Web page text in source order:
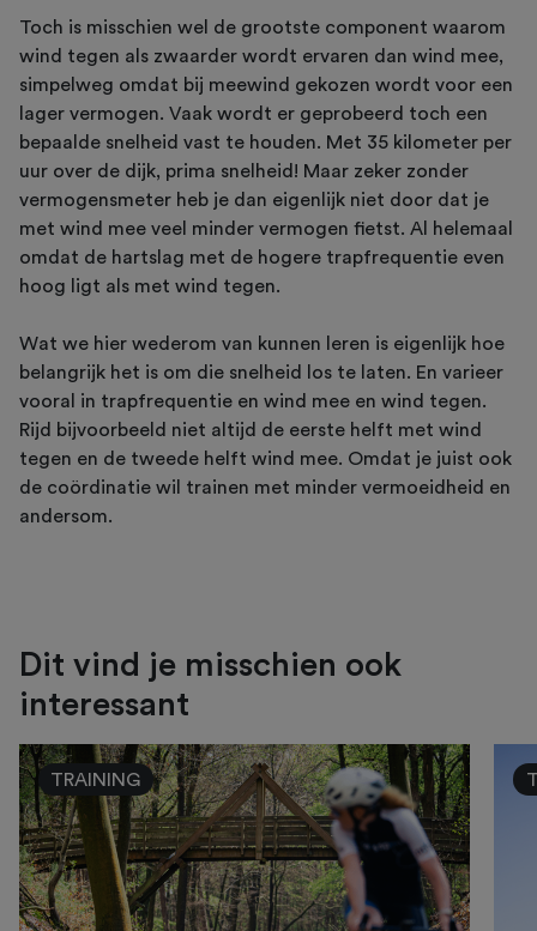
Toch is misschien wel de grootste component waarom
wind tegen als zwaarder wordt ervaren dan wind mee,
simpelweg omdat bij meewind gekozen wordt voor een
lager vermogen. Vaak wordt er geprobeerd toch een
bepaalde snelheid vast te houden. Met 35 kilometer per
uur over de dijk, prima snelheid! Maar zeker zonder
vermogensmeter heb je dan eigenlijk niet door dat je
met wind mee veel minder vermogen fietst. Al helemaal
omdat de hartslag met de hogere trapfrequentie even
hoog ligt als met wind tegen.
Wat we hier wederom van kunnen leren is eigenlijk hoe
belangrijk het is om die snelheid los te laten. En varieer
vooral in trapfrequentie en wind mee en wind tegen.
Rijd bijvoorbeeld niet altijd de eerste helft met wind
tegen en de tweede helft wind mee. Omdat je juist ook
de coördinatie wil trainen met minder vermoeidheid en
andersom.
Dit vind je misschien ook
interessant
TRAINING